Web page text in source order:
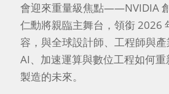
會迎來重量級焦點——NVIDIA
仁勳將親臨主舞台，領銜 2026
容，與全球設計師、工程師與
AI、加速運算與數位工程如何
製造的未來。